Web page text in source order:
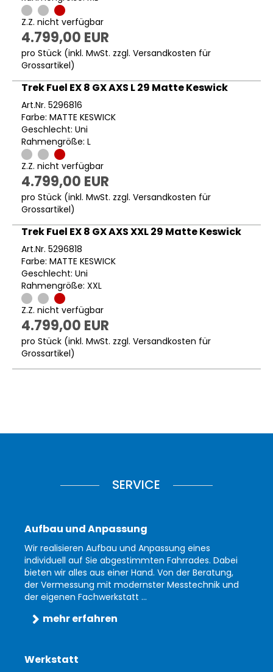
Z.Z. nicht verfügbar
4.799,00 EUR
pro Stück (inkl. MwSt. zzgl. Versandkosten für
Grossartikel)
Trek Fuel EX 8 GX AXS L 29 Matte Keswick
Art.Nr. 5296816
Farbe: MATTE KESWICK
Geschlecht: Uni
Rahmengröße: L
Z.Z. nicht verfügbar
4.799,00 EUR
pro Stück (inkl. MwSt. zzgl. Versandkosten für
Grossartikel)
Trek Fuel EX 8 GX AXS XXL 29 Matte Keswick
Art.Nr. 5296818
Farbe: MATTE KESWICK
Geschlecht: Uni
Rahmengröße: XXL
Z.Z. nicht verfügbar
4.799,00 EUR
pro Stück (inkl. MwSt. zzgl. Versandkosten für
Grossartikel)
SERVICE
Aufbau und Anpassung
Wir realisieren Aufbau und Anpassung eines
individuell auf Sie abgestimmten Fahrrades. Dabei
bieten wir alles aus einer Hand. Von der Beratung,
der Vermessung mit modernster Messtechnik und
der eigenen Fachwerkstatt ...
mehr erfahren
Werkstatt